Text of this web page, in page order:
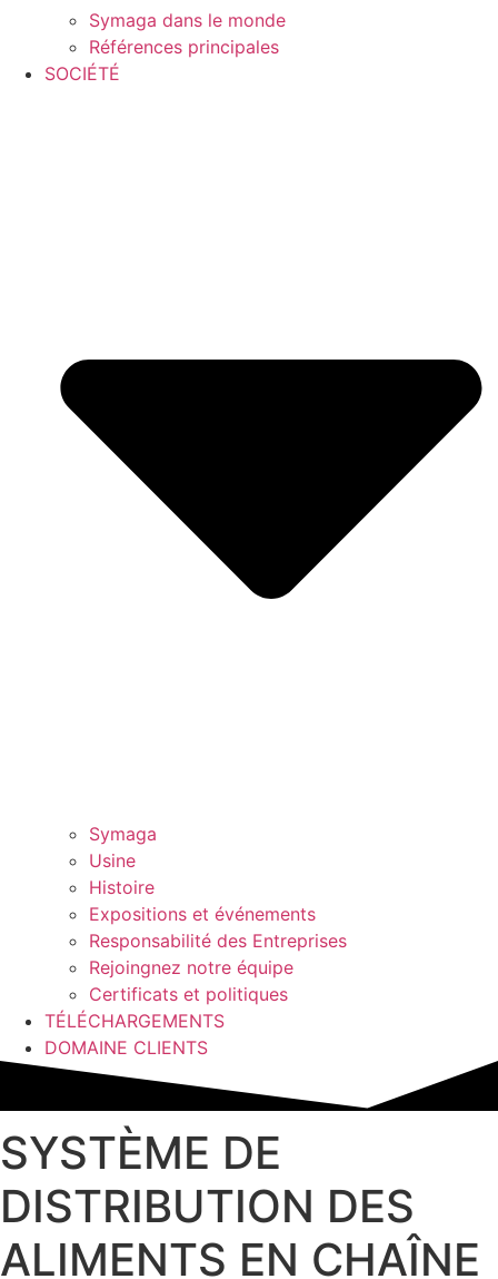
Symaga dans le monde
Références principales
SOCIÉTÉ
Symaga
Usine
Histoire
Expositions et événements
Responsabilité des Entreprises
Rejoingnez notre équipe
Certificats et politiques
TÉLÉCHARGEMENTS
DOMAINE CLIENTS
SYSTÈME DE
DISTRIBUTION DES
ALIMENTS EN CHAÎNE